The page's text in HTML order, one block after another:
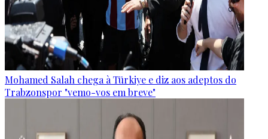
Mohamed Salah chega à Türkiye e diz aos adeptos do
Trabzonspor "vemo-vos em breve"